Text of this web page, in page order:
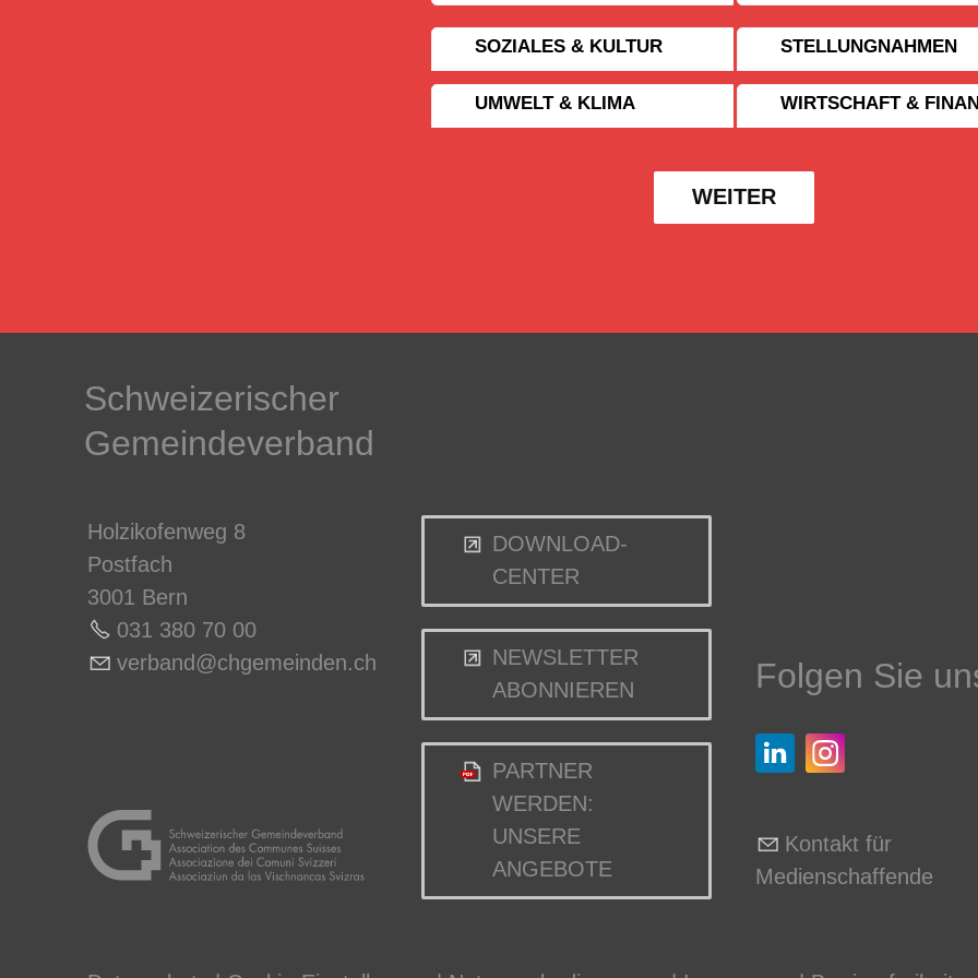
SOZIALES & KULTUR STELLUNGNAHMEN
UMWELT & KLIMA WIRTSCHAFT &
WEITER
Schweizerischer
Gemeindeverband
Holzikofenweg 8
Postfach
3001 Bern
031 380 70 00
v rb nd chg m nd n ch
DOWNLOAD-
CENTER
NEWSLETTER
ABONNIEREN
PARTNER
WERDEN:
UNSERE
ANGEBOTE
Folgen Sie
Kontakt für
Medienschaffende